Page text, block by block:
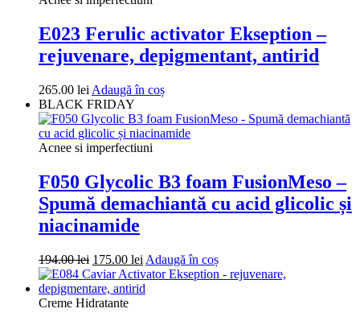
E023 Ferulic activator Ekseption –
rejuvenare, depigmentant, antirid
265.00 lei Adaugă în coș
BLACK FRIDAY
Acnee si imperfectiuni
F050 Glycolic B3 foam FusionMeso –
Spumă demachiantă cu acid glicolic și
niacinamide
194.00lei Prețul
inițial
a
fost:
175.00 lei Prețul
curent
este:
Adaugă în coș
Creme Hidratante